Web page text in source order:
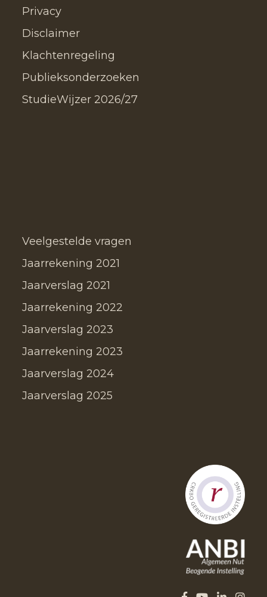
Privacy
Disclaimer
Klachtenregeling
Publieksonderzoeken
StudieWijzer 2026/27
Veelgestelde vragen
Jaarrekening 2021
Jaarverslag 2021
Jaarrekening 2022
Jaarverslag 2023
Jaarrekening 2023
Jaarverslag 2024
Jaarverslag 2025